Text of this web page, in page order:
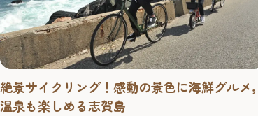
絶景サイクリング！感動の景色に海鮮グルメ，
温泉も楽しめる志賀島